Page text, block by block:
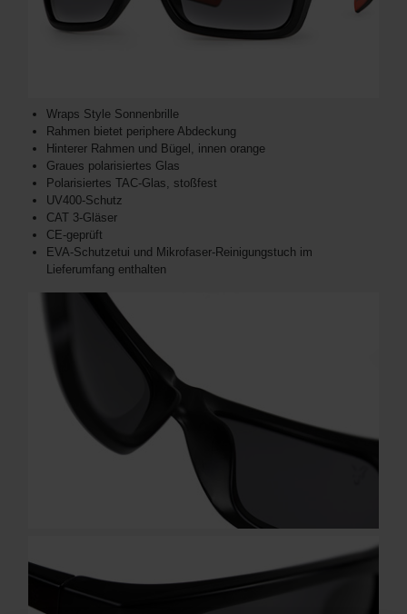
Wraps Style Sonnenbrille
Rahmen bietet periphere Abdeckung
Hinterer Rahmen und Bügel, innen orange
Graues polarisiertes Glas
Polarisiertes TAC-Glas, stoßfest
UV400-Schutz
CAT 3-Gläser
CE-geprüft
EVA-Schutzetui und Mikrofaser-Reinigungstuch im
Lieferumfang enthalten